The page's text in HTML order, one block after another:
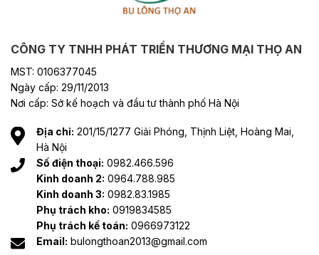
CÔNG TY TNHH PHÁT TRIỂN THƯƠNG MẠI THỌ AN
MST: 0106377045
Ngày cấp: 29/11/2013
Nơi cấp: Sở kế hoạch và đầu tư thành phố Hà Nội
Địa chỉ: 201/15/1277 Giải Phóng, Thịnh Liệt, Hoàng Mai,
Hà Nội
Số điện thoại: 0982.466.596
Kinh doanh 2: 0964.788.985
Kinh doanh 3: 0982.83.1985
Phụ trách kho: 0919834585
Phụ trách kế toán: 0966973122
Email: bulongthoan2013@gmail.com